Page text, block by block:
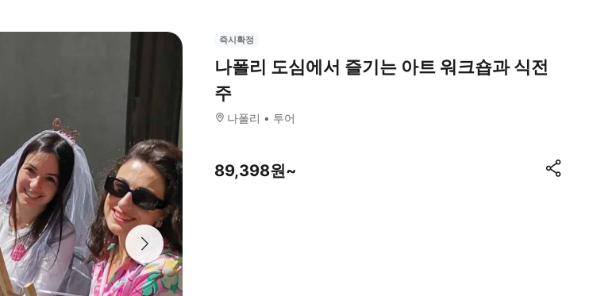
즉시확정
나폴리 도심에서 즐기는 아트 워크숍과 식전
주
나폴리 투어
89,398원~